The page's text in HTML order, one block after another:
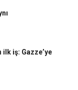
ilk iş: Gazze’ye